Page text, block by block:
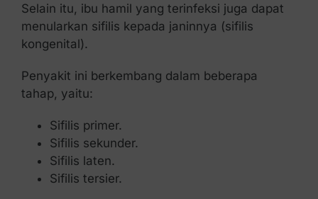
Selain itu, ibu hamil yang terinfeksi juga dapat
menularkan sifilis kepada janinnya (sifilis
kongenital).
Penyakit ini berkembang dalam beberapa
tahap, yaitu:
Sifilis primer.
Sifilis sekunder.
Sifilis laten.
Sifilis tersier.